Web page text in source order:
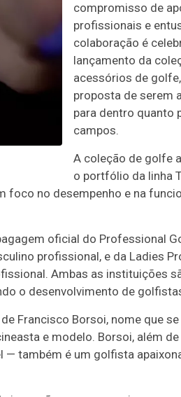
compromisso de
profissionais e
colaboração é
lançamento da
acessórios de
proposta de serem
para dentro quanto
campos.
A coleção de golfe
o portfólio da linha
foco no desempenho e na
oficial do Professional
profissional, e da Ladies
Ambas as instituições
o desenvolvimento de
Francisco Borsoi, nome que
e modelo. Borsoi, além
— também é um golfista